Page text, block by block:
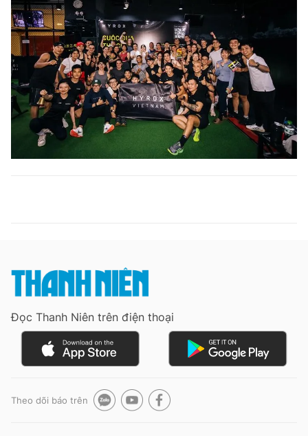
Đọc Thanh Niên trên điện thoại
Theo dõi báo trên